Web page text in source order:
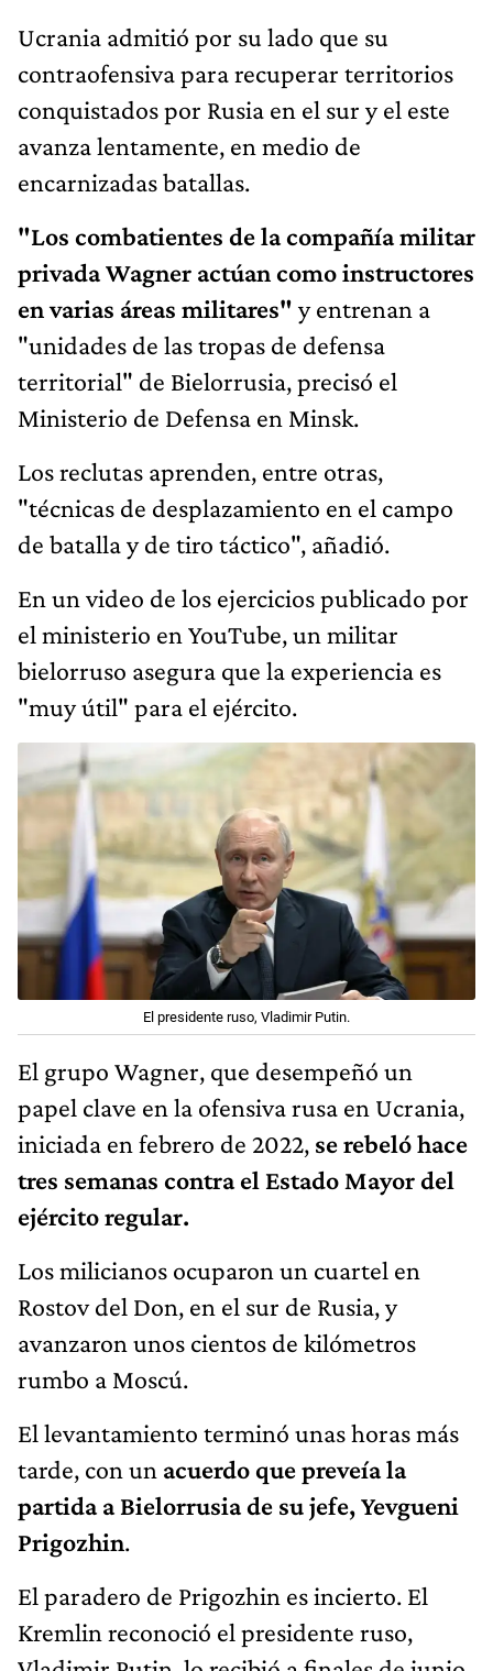
Ucrania admitió por su lado que su
contraofensiva para recuperar territorios
conquistados por Rusia en el sur y el este
avanza lentamente, en medio de
encarnizadas batallas.
"Los combatientes de la compañía militar
privada Wagner actúan como instructores
en varias áreas militares" y entrenan a
"unidades de las tropas de defensa
territorial" de Bielorrusia, precisó el
Ministerio de Defensa en Minsk.
Los reclutas aprenden, entre otras,
"técnicas de desplazamiento en el campo
de batalla y de tiro táctico", añadió.
En un video de los ejercicios publicado por
el ministerio en YouTube, un militar
bielorruso asegura que la experiencia es
"muy útil" para el ejército.
El presidente ruso, Vladimir Putin.
El grupo Wagner, que desempeñó un
papel clave en la ofensiva rusa en Ucrania,
iniciada en febrero de 2022, se rebeló hace
tres semanas contra el Estado Mayor del
ejército regular.
Los milicianos ocuparon un cuartel en
Rostov del Don, en el sur de Rusia, y
avanzaron unos cientos de kilómetros
rumbo a Moscú.
El levantamiento terminó unas horas más
tarde, con un acuerdo que preveía la
partida a Bielorrusia de su jefe, Yevgueni
Prigozhin.
El paradero de Prigozhin es incierto. El
Kremlin reconoció el presidente ruso,